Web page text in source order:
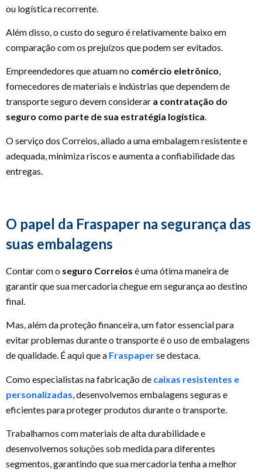
ou logística recorrente.
Além disso, o custo do seguro é relativamente baixo em
comparação com os prejuízos que podem ser evitados.
Empreendedores que atuam no comércio eletrônico,
fornecedores de materiais e indústrias que dependem de
transporte seguro devem considerar a contratação do
seguro como parte de sua estratégia logística.
O serviço dos Correios, aliado a uma embalagem resistente e
adequada, minimiza riscos e aumenta a confiabilidade das
entregas.
O papel da Fraspaper na segurança das
suas embalagens
Contar com o seguro Correios é uma ótima maneira de
garantir que sua mercadoria chegue em segurança ao destino
final.
Mas, além da proteção financeira, um fator essencial para
evitar problemas durante o transporte é o uso de embalagens
de qualidade. É aqui que a Fraspaperse destaca.
Como especialistas na fabricação de caixas resistentes e
personalizadas , desenvolvemos embalagens seguras e
eficientes para proteger produtos durante o transporte.
Trabalhamos com materiais de alta durabilidade e
desenvolvemos soluções sob medida para diferentes
segmentos, garantindo que sua mercadoria tenha a melhor